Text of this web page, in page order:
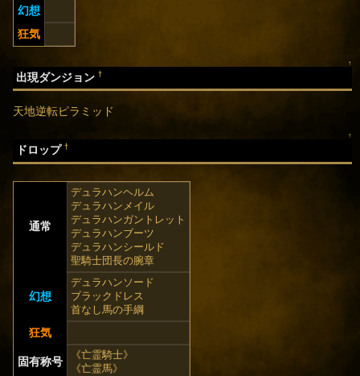
幻想
狂気
↑
出現ダンジョン†
天地逆転ピラミッド
↑
ドロップ†
通常
デュラハンヘルム
デュラハンメイル
デュラハンガントレット
デュラハンブーツ
デュラハンシールド
聖騎士団長の腕章
幻想
デュラハンソード
ブラックドレス
首なし馬の手綱
狂気
固有称号
《亡霊騎士》
《亡霊馬》